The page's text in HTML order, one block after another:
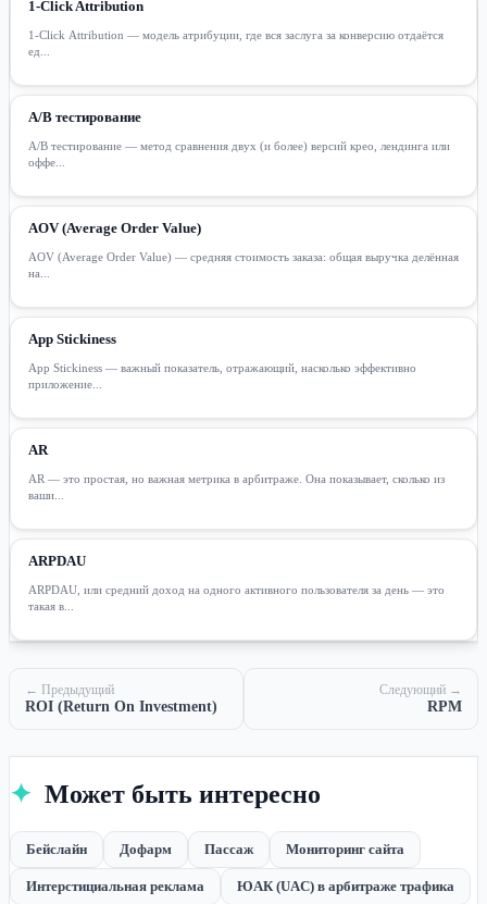
1-Click Attribution
1-Click Attribution — модель атрибуции, где вся заслуга за конверсию отдаётся
ед...
A/B тестирование
A/B тестирование — метод сравнения двух (и более) версий крео, лендинга или
оффе...
AOV (Average Order Value)
AOV (Average Order Value) — средняя стоимость заказа: общая выручка делённая
на...
App Stickiness
App Stickiness — важный показатель, отражающий, насколько эффективно
приложение...
AR
AR — это простая, но важная метрика в арбитраже. Она показывает, сколько из
ваши...
ARPDAU
ARPDAU, или средний доход на одного активного пользователя за день — это
такая в...
← Предыдущий
ROI (Return On Investment)
Следующий →
RPM
✦ Может быть интересно
Бейслайн Дофарм Пассаж Мониторинг сайта
Интерстициальная реклама ЮАК (UAC) в арбитраже трафика